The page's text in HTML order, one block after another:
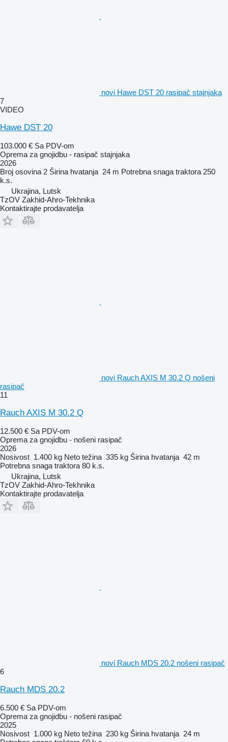
novi Hawe DST 20 rasipač stajnjaka
7
VIDEO
Hawe DST 20
103.000 € Sa PDV-om
Oprema za gnojidbu - rasipač stajnjaka
2026
Broj osovina 2 Širina hvatanja 24 m Potrebna snaga traktora 250
k.s.
Ukrajina, Lutsk
TzOV Zakhid-Ahro-Tekhnika
Kontaktirajte prodavatelja
novi Rauch AXIS M 30.2 Q nošeni
rasipač
11
Rauch AXIS M 30.2 Q
12.500 € Sa PDV-om
Oprema za gnojidbu - nošeni rasipač
2026
Nosivost 1.400 kg Neto težina 335 kg Širina hvatanja 42 m
Potrebna snaga traktora 80 k.s.
Ukrajina, Lutsk
TzOV Zakhid-Ahro-Tekhnika
Kontaktirajte prodavatelja
novi Rauch MDS 20.2 nošeni rasipač
6
Rauch MDS 20.2
6.500 € Sa PDV-om
Oprema za gnojidbu - nošeni rasipač
2025
Nosivost 1.000 kg Neto težina 230 kg Širina hvatanja 24 m